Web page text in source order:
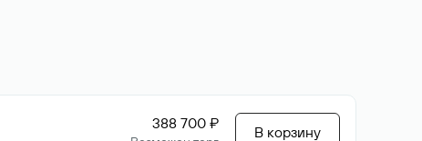
388 700 ₽ В корзину